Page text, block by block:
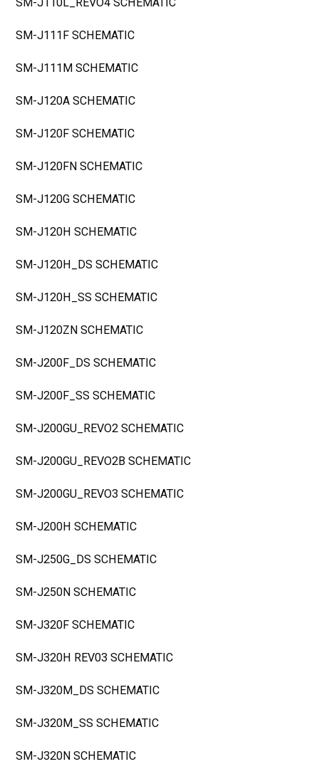
SM-J111F SCHEMATIC
SM-J111M SCHEMATIC
SM-J120A SCHEMATIC
SM-J120F SCHEMATIC
SM-J120FN SCHEMATIC
SM-J120G SCHEMATIC
SM-J120H SCHEMATIC
SM-J120H_DS SCHEMATIC
SM-J120H_SS SCHEMATIC
SM-J120ZN SCHEMATIC
SM-J200F_DS SCHEMATIC
SM-J200F_SS SCHEMATIC
SM-J200GU_REVO2 SCHEMATIC
SM-J200GU_REVO2B SCHEMATIC
SM-J200GU_REVO3 SCHEMATIC
SM-J200H SCHEMATIC
SM-J250G_DS SCHEMATIC
SM-J250N SCHEMATIC
SM-J320F SCHEMATIC
SM-J320H REV03 SCHEMATIC
SM-J320M_DS SCHEMATIC
SM-J320M_SS SCHEMATIC
SM-J320N SCHEMATIC